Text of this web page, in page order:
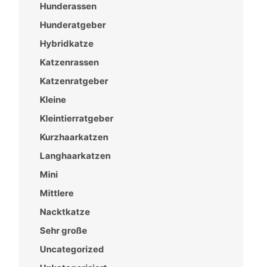
Hunderassen
Hunderatgeber
Hybridkatze
Katzenrassen
Katzenratgeber
Kleine
Kleintierratgeber
Kurzhaarkatzen
Langhaarkatzen
Mini
Mittlere
Nacktkatze
Sehr große
Uncategorized